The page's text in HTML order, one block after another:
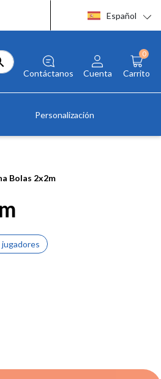
Español
Contáctanos Cuenta
0
Carrito
Personalización
Bolas 2x2m
jugadores